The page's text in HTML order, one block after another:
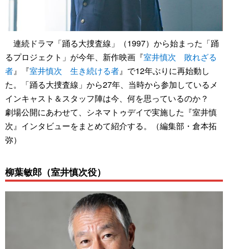
連続ドラマ「踊る大捜査線」（1997）から始まった「踊
るプロジェクト」が今年、新作映画『室井慎次 敗れざる
者』『室井慎次 生き続ける者』で12年ぶりに再始動し
た。「踊る大捜査線」から27年、当時から参加しているメ
インキャスト＆スタッフ陣は今、何を思っているのか？
劇場公開にあわせて、シネマトゥデイで実施した『室井慎
次』インタビューをまとめて紹介する。（編集部・倉本拓
弥）
柳葉敏郎（室井慎次役）